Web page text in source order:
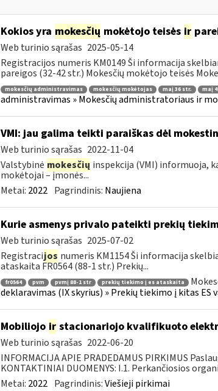
Kokios yra mokesčių mokėtojo teisės ir
Web turinio sąrašas 2025-05-14
Registracijos numeris KM0149 Ši informacija
pareigos (32-42 str.) Mokesčių mokėtojo teisės
mokesčių administravimas mokesčių mokėtojas maį 36 str. maį
administravimas » Mokesčių administratoriaus ir
VMI: jau galima teikti paraiškas dėl
Web turinio sąrašas 2022-11-04
Valstybinė mokesčių inspekcija (VMI) informuoja,
mokėtojai – įmonės...
Metai: 2022 Pagrindinis: Naujiena
Kurie asmenys privalo pateikti prekių
Web turinio sąrašas 2025-07-02
Registracijos numeris KM1154 Ši informacija
ataskaita FR0564 (88-1 str.) Prekių...
fr0564 pvm pvmį 88-1 str prekių tiekimo į es ataskaita
deklaravimas (IX skyrius) » Prekių tiekimo į kitas ES
Mobiliojo irstacionariojo kvalifikuoto
Web turinio sąrašas 2022-06-20
INFORMACIJA APIE PRADEDAMUS PIRKIMUS
KONTAKTINIAI DUOMENYS: I.1. Perkančiosios
Metai: 2022 Pagrindinis:Viešieji pirkimai